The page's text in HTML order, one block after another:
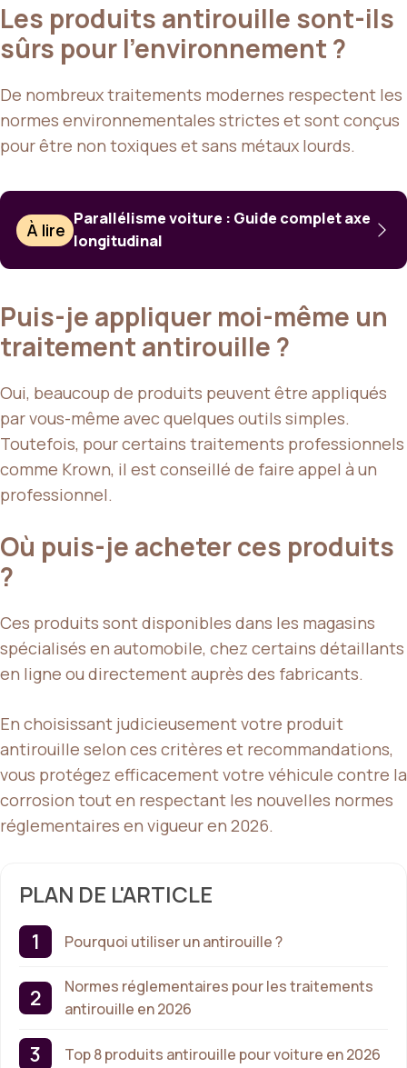
Les produits antirouille sont-ils
sûrs pour l’environnement ?
De nombreux traitements modernes respectent les
normes environnementales strictes et sont conçus
pour être non toxiques et sans métaux lourds.
À lire
Parallélisme voiture : Guide complet axe
longitudinal
Puis-je appliquer moi-même un
traitement antirouille ?
Oui, beaucoup de produits peuvent être appliqués
par vous-même avec quelques outils simples.
Toutefois, pour certains traitements professionnels
comme Krown, il est conseillé de faire appel à un
professionnel.
Où puis-je acheter ces produits
?
Ces produits sont disponibles dans les magasins
spécialisés en automobile, chez certains détaillants
en ligne ou directement auprès des fabricants.
En choisissant judicieusement votre produit
antirouille selon ces critères et recommandations,
vous protégez efficacement votre véhicule contre la
corrosion tout en respectant les nouvelles normes
réglementaires en vigueur en 2026.
PLAN DE L'ARTICLE
Pourquoi utiliser un antirouille ?
Normes réglementaires pour les traitements
antirouille en 2026
Top 8 produits antirouille pour voiture en 2026